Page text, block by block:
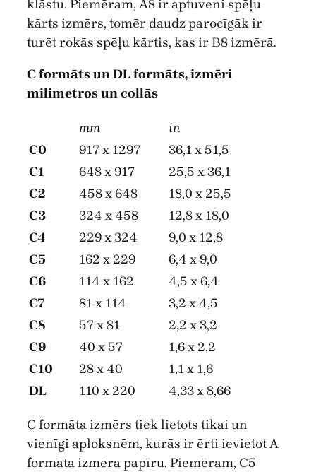
klāstu. Piemēram, A8 ir aptuveni spēļu
kārts izmērs, tomēr daudz parocīgāk ir
turēt rokās spēļu kārtis, kas ir B8 izmērā.
C formāts un DL formāts, izmēri
milimetros un collās
mm
in
C0
917 x 1297
36,1 x 51,5
C1
648 x 917
25,5 x 36,1
C2
458 x 648
18,0 x 25,5
C3
324 x 458
12,8 x 18,0
C4
229 x 324
9,0 x 12,8
C5
162 x 229
6,4 x 9,0
C6
114 x 162
4,5 x 6,4
C7
81 x 114
3,2 x 4,5
C8
57 x 81
2,2 x 3,2
C9
40 x 57
1,6 x 2,2
C10
28 x 40
1,1 x 1,6
DL
110 x 220 4,33 x 8,66
C formāta izmērs tiek lietots tikai un
vienīgi aploksnēm, kurās ir ērti ievietot A
formāta izmēra papīru. Piemēram, C5